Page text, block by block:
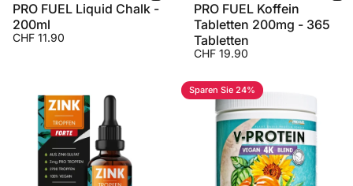
PRO FUEL Liquid Chalk -
200ml
CHF 11.90
PRO FUEL Koffein
Tabletten 200mg - 365
Tabletten
CHF 19.90
Sparen Sie 24%